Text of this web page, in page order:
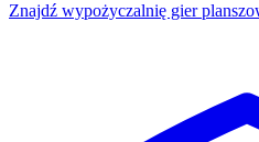
Znajdź wypożyczalnię gier